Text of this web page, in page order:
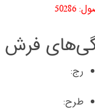
فرش
رج:
طرح: